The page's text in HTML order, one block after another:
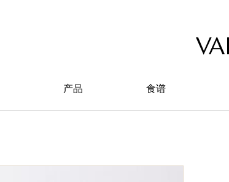
产品 食谱